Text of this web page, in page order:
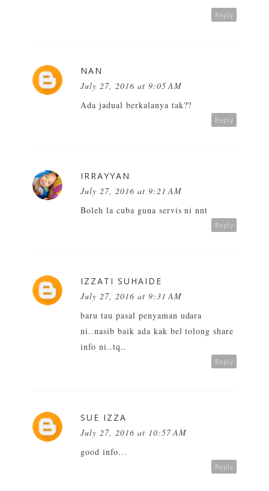
Reply
NAN
July 27, 2016 at 9:05 AM
Ada jadual berkalanya tak??
Reply
IRRAYYAN
July 27, 2016 at 9:21 AM
Boleh la cuba guna servis ni nnt
Reply
IZZATI SUHAIDE
July 27, 2016 at 9:31 AM
baru tau pasal penyaman udara
ni..nasib baik ada kak bel tolong share
info ni..tq..
Reply
SUE IZZA
July 27, 2016 at 10:57 AM
good info...
Reply